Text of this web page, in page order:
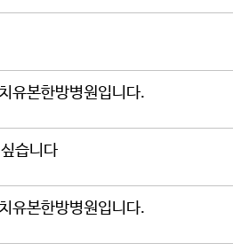
유본한방병원입니다.
습니다
유본한방병원입니다.